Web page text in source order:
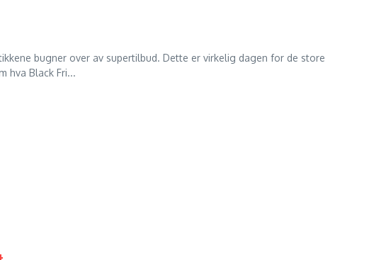
bugner over av supertilbud. Dette er virkelig dagen for de store
hva Black Fri...